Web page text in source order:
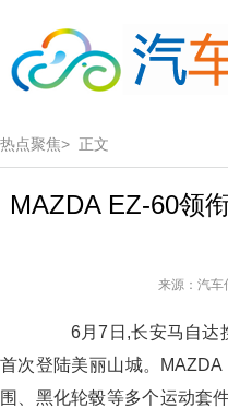
热点聚焦> 正文
MAZDA EZ-60领
来源：汽
6月7日,长安马自达携
首次登陆美丽山城。
围、黑化轮毂等多个运动套